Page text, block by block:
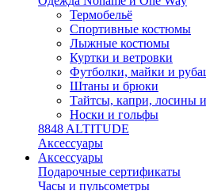
Термобельё
Спортивные костюмы
Лыжные костюмы
Куртки и ветровки
Футболки, майки и
Штаны и брюки
Тайтсы, капри, лосины
Носки и гольфы
8848 ALTITUDE
Аксессуары
Аксессуары
Подарочные сертификаты
Часы и пульсометры